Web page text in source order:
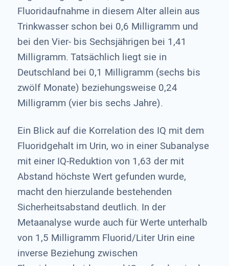
Fluoridaufnahme in diesem Alter allein aus
Trinkwasser schon bei 0,6 Milligramm und
bei den Vier- bis Sechsjährigen bei 1,41
Milligramm. Tatsächlich liegt sie in
Deutschland bei 0,1 Milligramm (sechs bis
zwölf Monate) beziehungsweise 0,24
Milligramm (vier bis sechs Jahre).
Ein Blick auf die Korrelation des IQ mit dem
Fluoridgehalt im Urin, wo in einer Subanalyse
mit einer IQ-Reduktion von 1,63 der mit
Abstand höchste Wert gefunden wurde,
macht den hierzulande bestehenden
Sicherheitsabstand deutlich. In der
Metaanalyse wurde auch für Werte unterhalb
von 1,5 Milligramm Fluorid/Liter Urin eine
inverse Beziehung zwischen